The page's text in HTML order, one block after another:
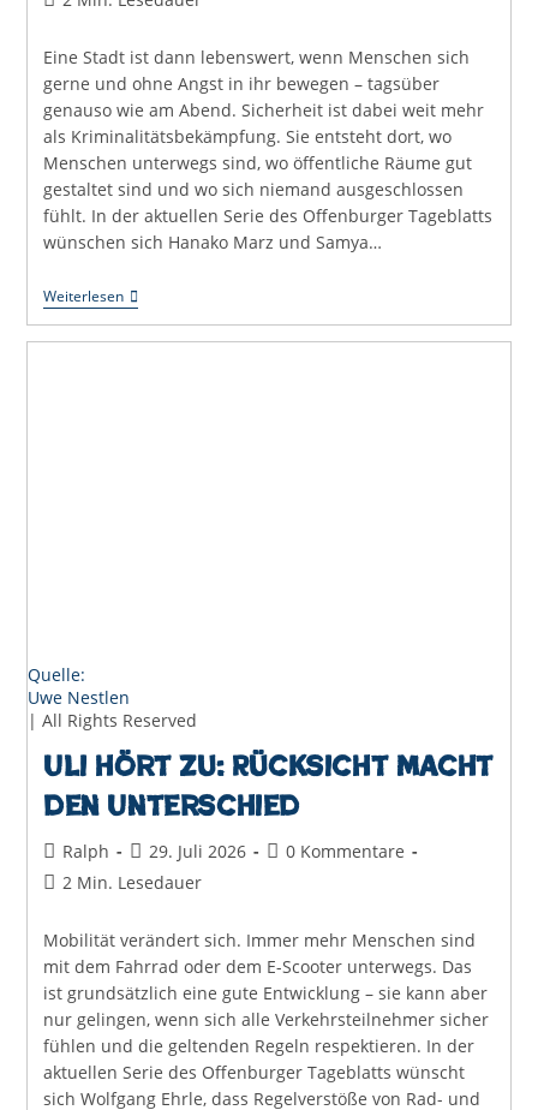
Eine Stadt ist dann lebenswert, wenn Menschen sich
gerne und ohne Angst in ihr bewegen – tagsüber
genauso wie am Abend. Sicherheit ist dabei weit mehr
als Kriminalitätsbekämpfung. Sie entsteht dort, wo
Menschen unterwegs sind, wo öffentliche Räume gut
gestaltet sind und wo sich niemand ausgeschlossen
fühlt. In der aktuellen Serie des Offenburger Tageblatts
wünschen sich Hanako Marz und Samya…
WeiterlesenUli
Hört
Quelle:
Uwe Nestlen
| All Rights Reserved
Uli hört zu: Rücksicht macht
den Unterschied
Beitrags-
Autor:
Ralph
Beitrag
veröffentlicht:
29. Juli 2026
Beitrags-
0 Kommentare
Lesedauer:
2 Min. Lesedauer
Mobilität verändert sich. Immer mehr Menschen sind
mit dem Fahrrad oder dem E-Scooter unterwegs. Das
ist grundsätzlich eine gute Entwicklung – sie kann aber
nur gelingen, wenn sich alle Verkehrsteilnehmer sicher
fühlen und die geltenden Regeln respektieren. In der
aktuellen Serie des Offenburger Tageblatts wünscht
sich Wolfgang Ehrle, dass Regelverstöße von Rad- und